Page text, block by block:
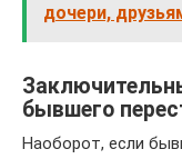
дочери,
бывшего
Наоборот, если